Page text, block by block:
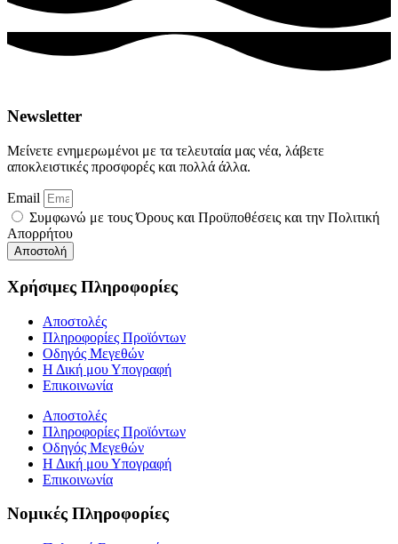
Newsletter
Μείνετε ενημερωμένοι με τα τελευταία μας νέα, λάβετε
αποκλειστικές προσφορές και πολλά άλλα.
Email
Συμφωνώ με τους Όρους και Προϋποθέσεις και την Πολιτική
Απορρήτου
Αποστολή
Χρήσιμες Πληροφορίες
Αποστολές
Πληροφορίες Προϊόντων
Οδηγός Μεγεθών
Η Δική μου Υπογραφή
Επικοινωνία
Αποστολές
Πληροφορίες Προϊόντων
Οδηγός Μεγεθών
Η Δική μου Υπογραφή
Επικοινωνία
Νομικές Πληροφορίες